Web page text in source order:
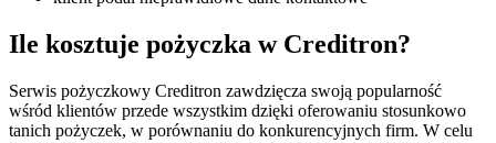
Ile kosztuje pożyczka w Creditron?
Serwis pożyczkowy Creditron zawdzięcza swoją popularność
wśród klientów przede wszystkim dzięki oferowaniu stosunkowo
tanich pożyczek, w porównaniu do konkurencyjnych firm. W celu